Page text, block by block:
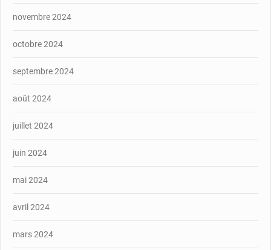
novembre 2024
octobre 2024
septembre 2024
août 2024
juillet 2024
juin 2024
mai 2024
avril 2024
mars 2024